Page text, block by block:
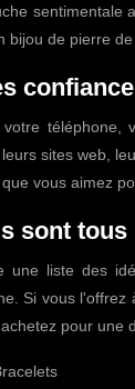
sentimentale
bijou de pierre
votre téléphone,
sites web,
vous aimez
sont
une liste des
Si vous l'offrez
pour une